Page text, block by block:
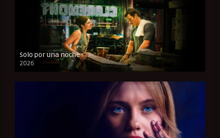
Solo por una noche
2026
CAM